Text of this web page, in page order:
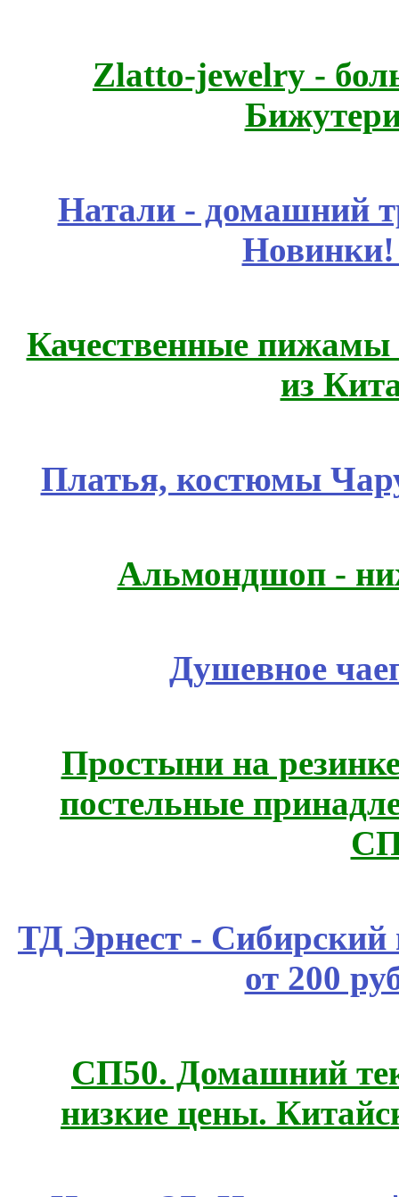
Zlatto-jewelry -
Натали - домашний
Качественные пижамы
из
Платья, костюмы
Альмондшоп -
Душевное
Простыни на
постельные
ТД Эрнест - Сибирский
от 200
СП50. Домашний
низкие цены.